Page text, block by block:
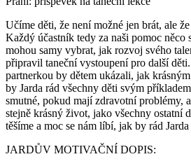
Učíme děti, že není možné jen brát, ale
Každý účastník tedy za naši pomoc něco
mohou samy vybrat, jak rozvoj svého
připravil taneční vystoupení pro další
partnerkou by dětem ukázali, jak
by Jarda rád všechny děti svým
smutné, pokud mají zdravotní problémy,
stejně krásný život, jako všechny ostatní
těšíme a moc se nám líbí, jak by rád
JARDŮV MOTIVAČNÍ DOPIS: